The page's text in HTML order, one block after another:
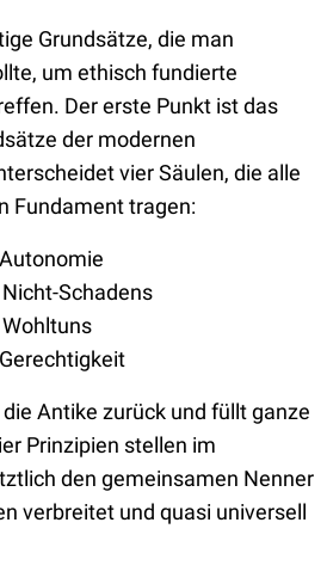
Grundsätze, die man
um ethisch fundierte
Der erste Punkt ist das
der modernen
vier Säulen, die alle
Fundament tragen:
Schadens
Antike zurück und füllt ganze
Prinzipien stellen im
den gemeinsamen Nenner
verbreitet und quasi universell